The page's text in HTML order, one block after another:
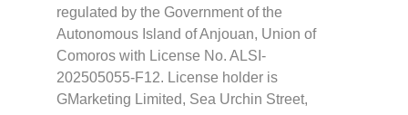
regulated by the Government of the
Autonomous Island of Anjouan, Union of
Comoros with License No. ALSI-
202505055-F12. License holder is
GMarketing Limited, Sea Urchin Street,